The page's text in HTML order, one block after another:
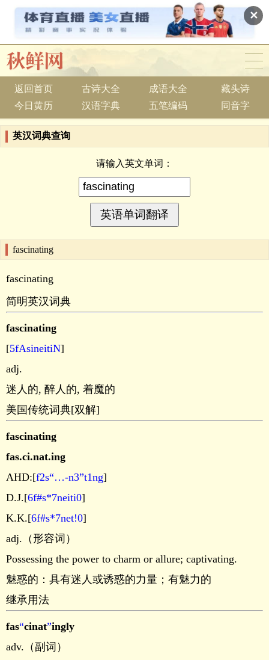
✕
返回首页 古诗大全 成语大全
藏头诗
今日黄历
汉语字典 五笔编码 同音字
英汉词典查询
请输入英文单词：
fascinating
fascinating
简明英汉词典
fascinating
[5fAsineitiN]
adj.
迷人的, 醉人的, 着魔的
美国传统词典[双解]
fascinating
fas.ci.nat.ing
AHD:[f2s“…-n3”t1ng]
D.J.[6f#s*7neiti0]
K.K.[6f#s*7net!0]
adj.（形容词）
Possessing the power to charm or allure; captivating.
魅惑的：具有迷人或诱惑的力量；有魅力的
继承用法
fas“cinat”ingly
adv.（副词）